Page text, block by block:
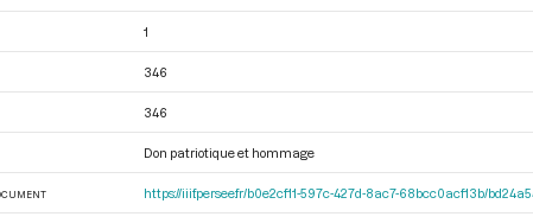
1
346
346
Don patriotique et hommage
https://iiif.persee.fr/b0e2cf11-597c-427d-8ac7-68bcc0acf13b/